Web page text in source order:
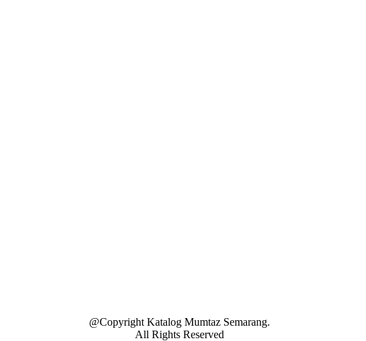
@Copyright Katalog Mumtaz Semarang.
All Rights Reserved